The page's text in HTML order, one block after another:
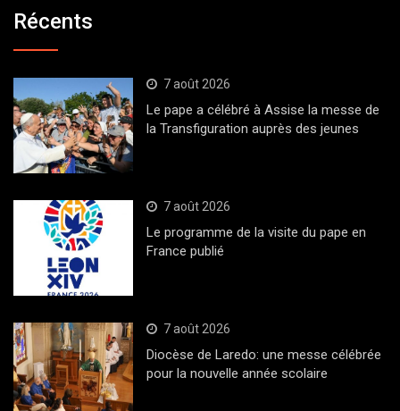
Récents
7 août 2026
Le pape a célébré à Assise la messe de
la Transfiguration auprès des jeunes
7 août 2026
Le programme de la visite du pape en
France publié
7 août 2026
Diocèse de Laredo: une messe célébrée
pour la nouvelle année scolaire